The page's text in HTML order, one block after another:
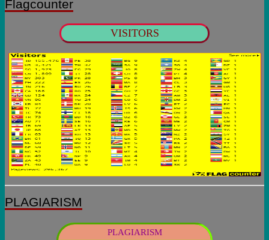
Flagcounter
VISITORS
PLAGIARISM
PLAGIARISM